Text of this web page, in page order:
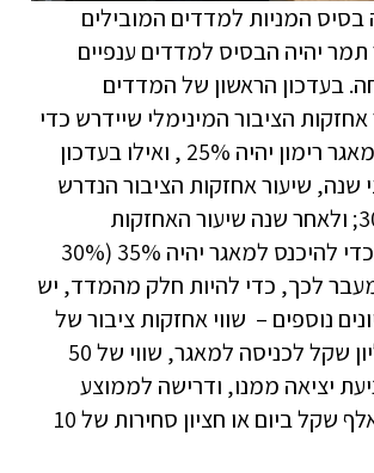
בסיס המניות למדדים המובילים
יהיה הבסיס למדדים ענפיים
בעדכון הראשון של המדדים
הציבור המינימלי שיידרש כדי
שמניה תיכנס למאגר רימון יהיה 25% , ואילו בעדכון
שנה, שיעור אחזקות הציבור הנדרש
יהיה לפחות 30%; ולאחר שנה שיעור האחזקות
המינימלי יהיה כדי להיכנס למאגר יהיה 35% (30%
לכך, כדי להיות חלק מהמדד, יש
נוספים – שווי אחזקות ציבור של
לפחות 100 מיליון שקל לכניסה למאגר, שווי של 50
יציאה ממנו, ודרישה לממוצע
סחירות של 50 אלף שקל ביום או חציון סחירות של 10